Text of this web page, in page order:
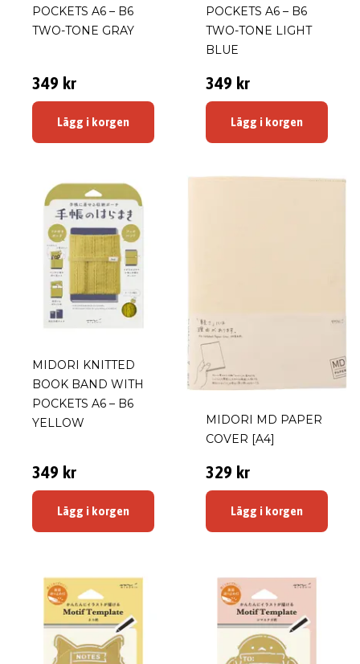
POCKETS A6 – B6
TWO-TONE GRAY
349 kr
Lägg i korgen
POCKETS A6 – B6
TWO-TONE LIGHT
BLUE
349 kr
Lägg i korgen
MIDORI KNITTED
BOOK BAND WITH
POCKETS A6 – B6
YELLOW
349 kr
Lägg i korgen
MIDORI MD PAPER
COVER [A4]
329 kr
Lägg i korgen